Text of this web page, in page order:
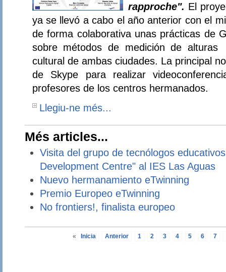
rapproche". El
ya se llevó a cabo el año anterior con el
de forma colaborativa unas prácticas de
sobre métodos de medición de
cultural de ambas ciudades. La principal
de Skype para realizar
profesores de los centros hermanados.
Llegiu-ne més...
Més articles...
Visita del grupo de tecnólogos
Development Centre" al IES Las Aguas
Nuevo hermanamiento eTwinning
Premio Europeo eTwinning
No frontiers!, finalista europeo
« Inicia Anterior 1 2 3 4 5 6 7